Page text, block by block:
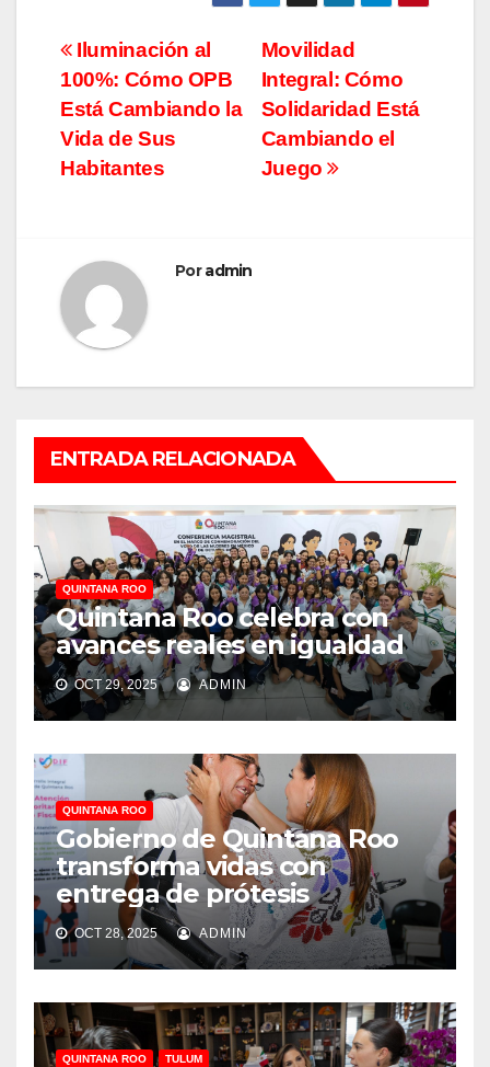
Navegación
de
entradas
Movilidad
Integral: Cómo
Solidaridad Está
Cambiando el
Juego
Iluminación al
100%: Cómo OPB
Está Cambiando la
Vida de Sus
Habitantes
Poradmin
ENTRADA RELACIONADA
QUINTANA ROO
Quintana Roo celebra con
avances reales en igualdad
OCT 29, 2025 ADMIN
QUINTANA ROO
Gobierno de Quintana Roo
transforma vidas con
entrega de prótesis
OCT 28, 2025 ADMIN
QUINTANA ROO TULUM